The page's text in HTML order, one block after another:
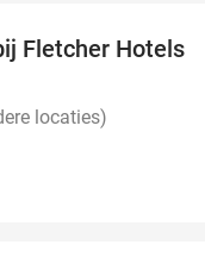
Fletcher Hotels
locaties)